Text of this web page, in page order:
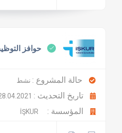
حوافز
حالة المشروع : نشط
تاريخ التحديث :
المؤسسة :